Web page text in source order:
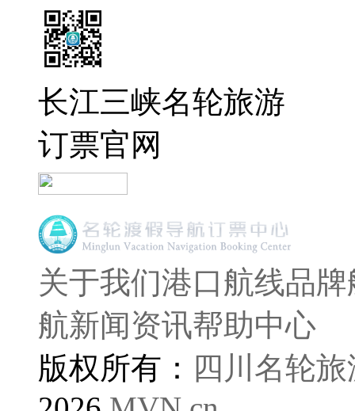
长江三峡名轮旅游
订票官网
关于我们港口航线品
航新闻资讯帮助中心
版权所有： 四川名轮